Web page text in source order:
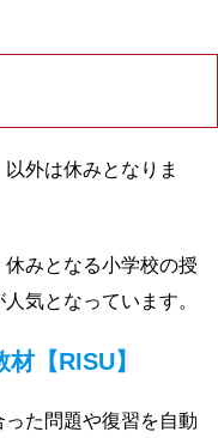
外は休みとなりま
みとなる小学校の授
気となっています。
【RISU】
た問題や復習を自動